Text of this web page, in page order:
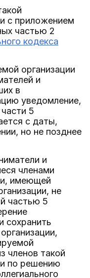
с приложением
частью 2
кодекса
организации
и
в
уведомление,
5
с даты,
но не позднее
и
членами
имеющей
не
частью 5
сохранить
членов такой
по решению